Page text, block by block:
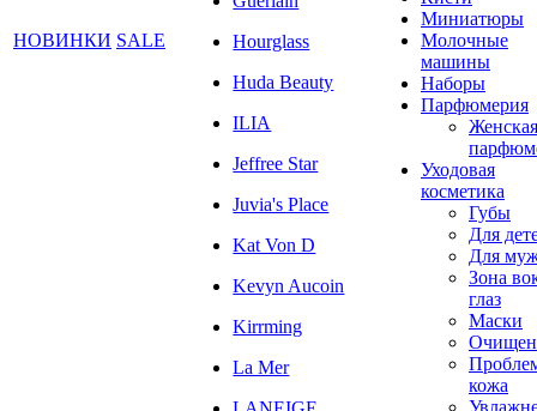
НОВИНКИ SALE
Hourglass
Huda Beauty
ILIA
Jeffree Star
Juvia's Place
Kat Von D
Kevyn Aucoin
Kirrming
La Mer
Миниатюры
Молочные
машины
Наборы
Парфюмерия
Женская
Уходовая
косметика
Губы
Для
Для
Зона
глаз
Маски
кожа